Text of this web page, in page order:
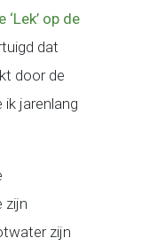
op de
dat
door de
ik jarenlang
zijn
zijn